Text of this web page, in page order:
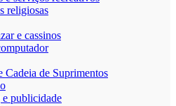
religiosas
e cassinos
Cadeia de Suprimentos
e publicidade